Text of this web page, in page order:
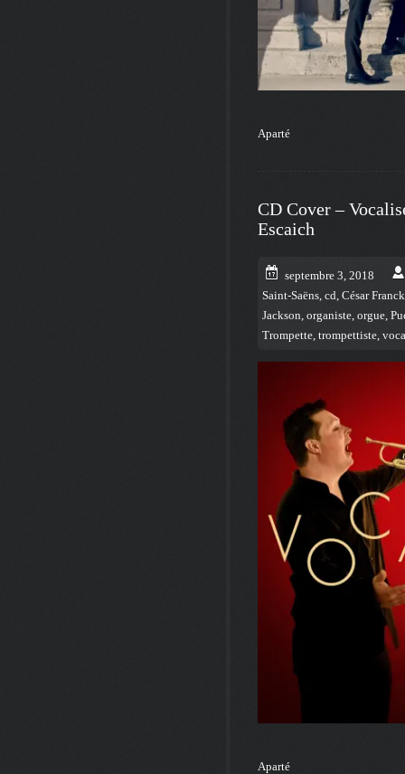
Aparté
CD Cover –
Escaich
septembre 3, 2018
Saint-Saëns, cd, César Franck
Jackson, organiste, orgue,
Trompette, trompettiste,
Aparté